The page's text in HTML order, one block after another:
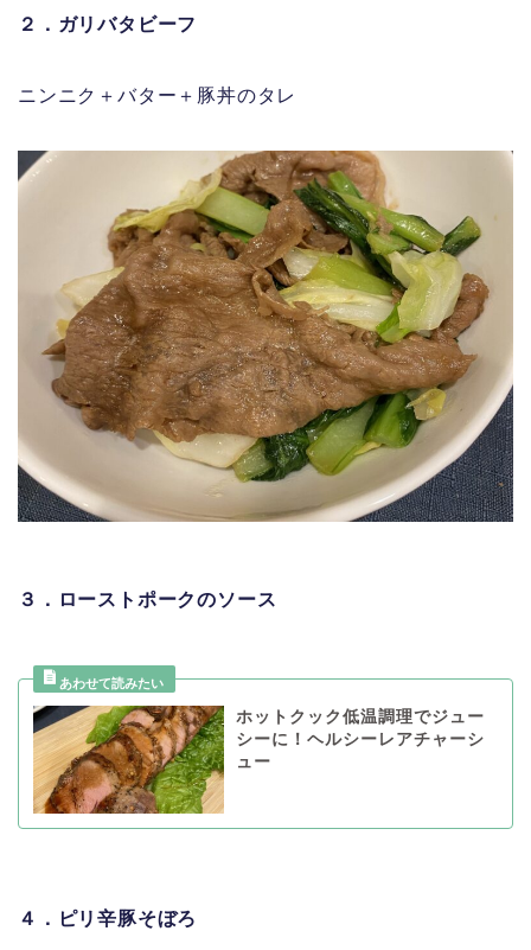
２．ガリバタビーフ
ニンニク＋バター＋豚丼のタレ
３．ローストポークのソース
ホットクック低温調理でジュー
シーに！ヘルシーレアチャーシ
ュー
４．ピリ辛豚そぼろ